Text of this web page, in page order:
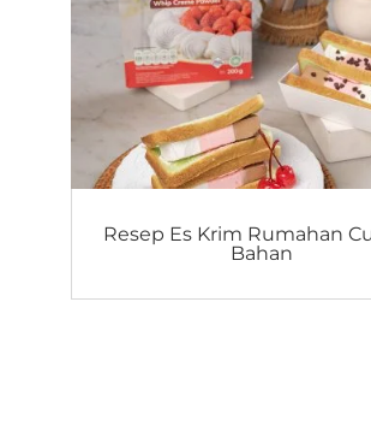
Resep Es Krim Rumahan
Bahan